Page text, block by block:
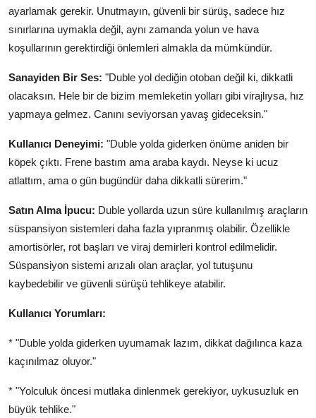
ayarlamak gerekir. Unutmayın, güvenli bir sürüş, sadece hız
sınırlarına uymakla değil, aynı zamanda yolun ve hava
koşullarının gerektirdiği önlemleri almakla da mümkündür.
Sanayiden Bir Ses: "Duble yol dediğin otoban değil ki, dikkatli
olacaksın. Hele bir de bizim memleketin yolları gibi virajlıysa, hız
yapmaya gelmez. Canını seviyorsan yavaş gideceksin."
Kullanıcı Deneyimi: "Duble yolda giderken önüme aniden bir
köpek çıktı. Frene bastım ama araba kaydı. Neyse ki ucuz
atlattım, ama o gün bugündür daha dikkatli sürerim."
Satın Alma İpucu: Duble yollarda uzun süre kullanılmış araçların
süspansiyon sistemleri daha fazla yıpranmış olabilir. Özellikle
amortisörler, rot başları ve viraj demirleri kontrol edilmelidir.
Süspansiyon sistemi arızalı olan araçlar, yol tutuşunu
kaybedebilir ve güvenli sürüşü tehlikeye atabilir.
Kullanıcı Yorumları:
* "Duble yolda giderken uyumamak lazım, dikkat dağılınca kaza
kaçınılmaz oluyor."
* "Yolculuk öncesi mutlaka dinlenmek gerekiyor, uykusuzluk en
büyük tehlike."